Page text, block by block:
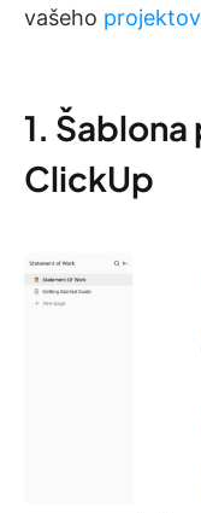
vašeho
1.
ClickUp